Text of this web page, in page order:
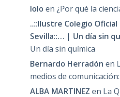
lolo en ¿Por qué la
..::Ilustre Colegio
Sevilla::… | Un día sin
Un día sin química
Bernardo Herradón en
medios de
ALBA MARTINEZ en La